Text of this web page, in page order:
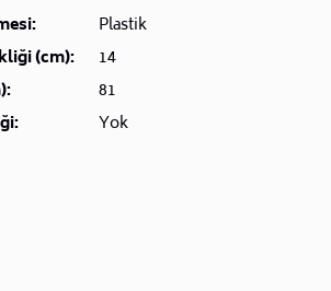
Plastik
(cm):
14
81
Yok